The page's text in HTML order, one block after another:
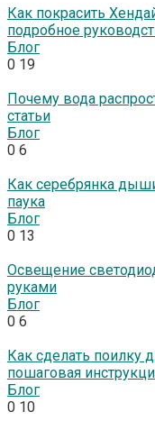
Как покрасить
подробное
Блог
0 19
Почему вода
статьи
Блог
0 6
Как серебрянка
паука
Блог
0 13
Освещение
руками
Блог
0 6
Как сделать поилку
пошаговая
Блог
0 10